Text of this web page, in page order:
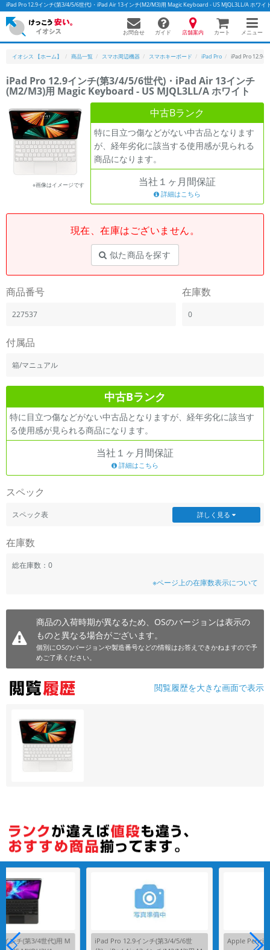
iPad Pro 12.9インチ(第3/4/5/6世代)・iPad Air 13インチ(M2/M3)用 Magic Keyboard - US MJQL3LL/A ホワ
お問合せ ガイド 店舗案内 カート メニュー
イオシス 【ホーム】 商品一覧 スマホ周辺機器 スマホキーボード iPad Pro iPad Pro 12.9
iPad Pro 12.9インチ(第3/4/5/6世代)・iPad Air 13インチ
(M2/M3)用 Magic Keyboard - US MJQL3LL/A ホワイト
※画像はイメージです
中古Bランク
特に目立つ傷などがない中古品となります
が、経年劣化に該当する使用感が見られる
商品になります。
当社１ヶ月間保証
詳細はこちら
現在、在庫はございません。
似た商品を探す
商品番号
227537
在庫数
0
付属品
箱/マニュアル
中古Bランク
特に目立つ傷などがない中古品となりますが、経年劣化に該当す
る使用感が見られる商品になります。
当社１ヶ月間保証
詳細はこちら
スペック
スペック表 詳しく見る
在庫数
総在庫数：0
※ページ上の在庫数表示について
商品の入荷時期が異なるため、OSのバージョンは表示の
ものと異なる場合がございます。
個別にOSのバージョンや製造番号などの情報はお答えできかねますので予
めご了承ください。
閲覧履歴を大きな画面で表示
(第3/4世代)用 M iPad Pro 12.9インチ(第3/4/5/6世 Apple Pencil 第1
かんたんパソコン検索に切り替える
フリーワード
除外ワード
人気の検索ワード：Let's note
「スマートフォン」「タブレット」など
メーカー
「Apple」「SONY」「SHARP」など
機能・特徴
ランク
商品状態の絞り込み
「新品」「未使用」「中古」など
CPUの絞り込み
OS
OSの絞り込み
モニタサイズ
価格
発売日
各項目のチェックボックスは「or検索」となります。
ただし機能別のみ「and検索」となります。